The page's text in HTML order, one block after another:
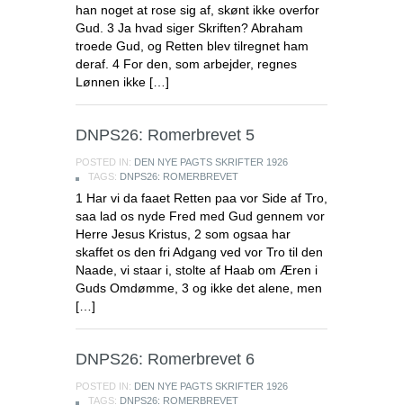
han noget at rose sig af, skønt ikke overfor
Gud. 3 Ja hvad siger Skriften? Abraham
troede Gud, og Retten blev tilregnet ham
deraf. 4 For den, som arbejder, regnes
Lønnen ikke […]
DNPS26: Romerbrevet 5
POSTED IN: DEN NYE PAGTS SKRIFTER 1926
TAGS: DNPS26: ROMERBREVET
1 Har vi da faaet Retten paa vor Side af Tro,
saa lad os nyde Fred med Gud gennem vor
Herre Jesus Kristus, 2 som ogsaa har
skaffet os den fri Adgang ved vor Tro til den
Naade, vi staar i, stolte af Haab om Æren i
Guds Omdømme, 3 og ikke det alene, men
[…]
DNPS26: Romerbrevet 6
POSTED IN: DEN NYE PAGTS SKRIFTER 1926
TAGS: DNPS26: ROMERBREVET